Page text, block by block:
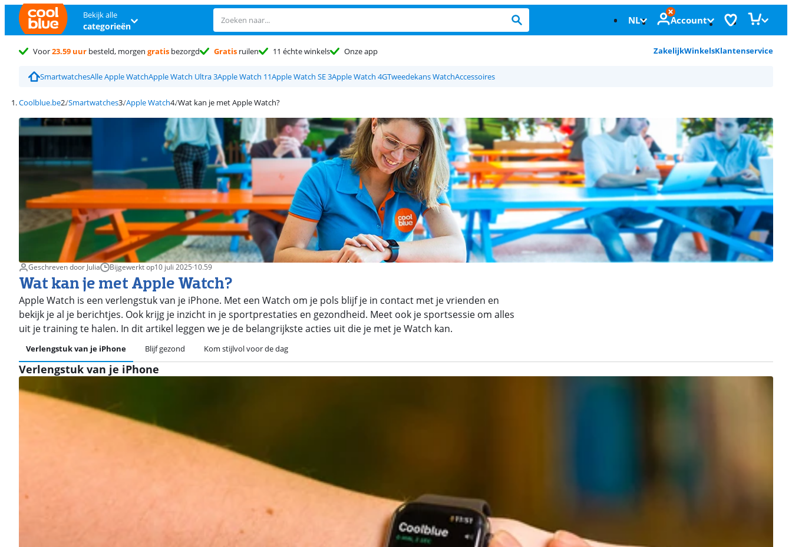
Bekijk alle
categorieën NL Account
Voor23.59 uur besteld, morgen gratis bezorgd Gratis ruilen 11 échte winkels Onze app ZakelijkWinkelsKlantenservice
SmartwatchesAlle Apple WatchApple Watch Ultra 3Apple Watch 11Apple Watch SE 3Apple Watch 4GTweedekans WatchAccessoires
Coolblue.be Smartwatches Apple Watch Wat kan je met Apple Watch?
Geschreven door Julia Bijgewerkt op10 juli 2025·10.59
Wat kan je met Apple Watch?
Apple Watch is een verlengstuk van je iPhone. Met een Watch om je pols blijf je in contact met je vrienden en
bekijk je al je berichtjes. Ook krijg je inzicht in je sportprestaties en gezondheid. Meet ook je sportsessie om alles
uit je training te halen. In dit artikel leggen we je de belangrijkste acties uit die je met je Watch kan.
Verlengstuk van je iPhone Blijf gezond Kom stijlvol voor de dag
Verlengstuk van je iPhone